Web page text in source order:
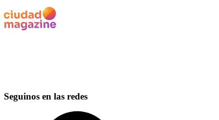
Seguinos en las redes